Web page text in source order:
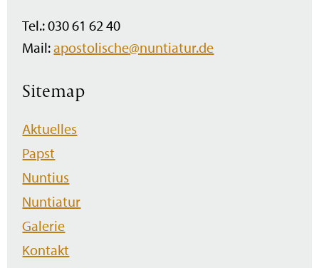
Tel.: 030 61 62 40
Mail:apostolische@nuntiatur.de
Sitemap
Navigation
überspringen
Aktuelles
Papst
Nuntius
Nuntiatur
Galerie
Kontakt